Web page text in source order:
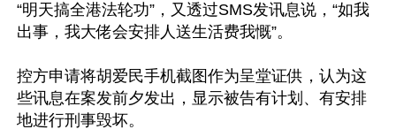
“明天搞全港法轮功”，又透过SMS发讯息说，“如我
出事，我大佬会安排人送生活费我慨”。
控方申请将胡爱民手机截图作为呈堂证供，认为这
些讯息在案发前夕发出，显示被告有计划、有安排
地进行刑事毁坏。